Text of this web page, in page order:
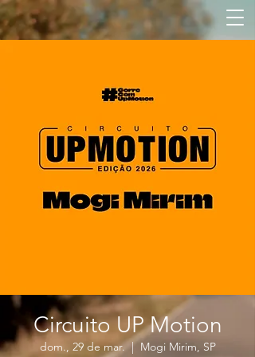
Circuito UP Motion
dom., 29 de mar.
  |
Mogi Mirim, SP